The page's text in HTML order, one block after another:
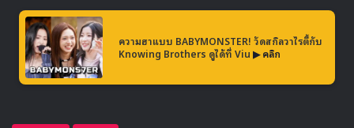
ความฮาแบบ BABYMONSTER! วัดสกิลวาไรตี้กับ
Knowing Brothers ดูได้ที่ Viu ▶ คลิก